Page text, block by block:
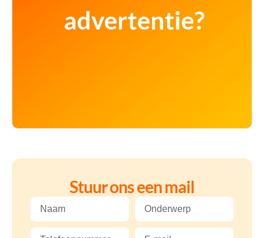
Stuur ons een mail